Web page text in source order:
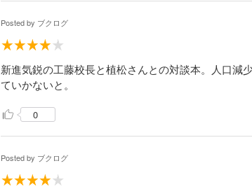
Posted by ブクログ
新進気鋭の工藤校長と植松さんとの対談本。人口減
ていかないと。
0
Posted by ブクログ